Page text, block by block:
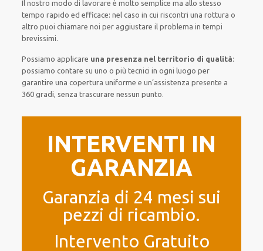
Il nostro modo di lavorare èmolto semplice ma allo stesso
tempo rapido ed efficace: nel caso in cuiriscontriuna rottura o
altro puoi chiamare noi per aggiustare ilproblema in tempi
brevissimi.
Possiamo applicare una presenza nel territorio di qualità:
possiamo contare su uno o piùtecnici in ogni luogo per
garantire una coperturauniforme e un’assistenza presente a
360 gradi, senzatrascurarenessun punto.
INTERVENTI IN
GARANZIA
Garanzia di 24 mesi sui
pezzi di ricambio.
Intervento Gratuito